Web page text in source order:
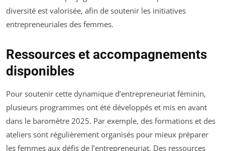
diversité est valorisée, afin de soutenir les initiatives
entrepreneuriales des femmes.
Ressources et accompagnements
disponibles
Pour soutenir cette dynamique d’entrepreneuriat féminin,
plusieurs programmes ont été développés et mis en avant
dans le baromètre 2025. Par exemple, des formations et des
ateliers sont régulièrement organisés pour mieux préparer
les femmes aux défis de l’entrepreneuriat. Des ressources